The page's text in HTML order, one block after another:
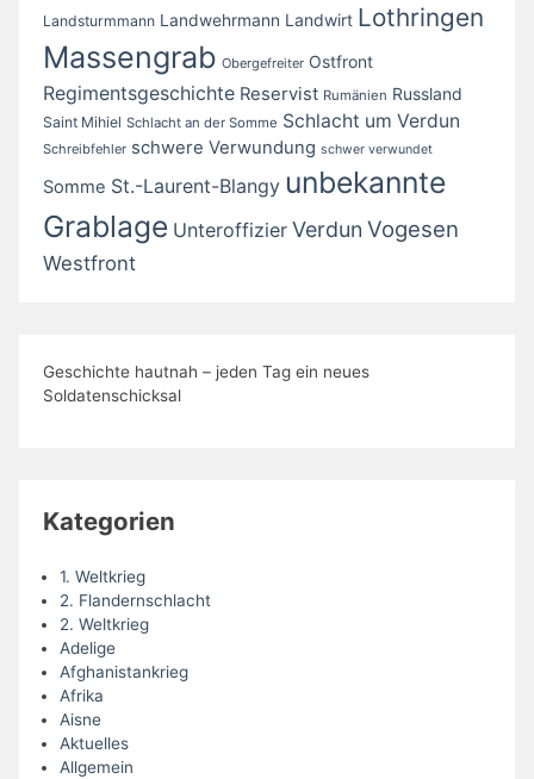
Landsturmmann Landwehrmann Landwirt Lothringen
Massengrab Obergefreiter Ostfront
Regimentsgeschichte Reservist Rumänien Russland
Saint Mihiel Schlacht an der Somme Schlacht um Verdun
Schreibfehler schwere Verwundung schwer verwundet
Somme St.-Laurent-Blangy unbekannte
Grablage Unteroffizier Verdun Vogesen
Westfront
Geschichte hautnah – jeden Tag ein neues
Soldatenschicksal
Kategorien
1. Weltkrieg
2. Flandernschlacht
2. Weltkrieg
Adelige
Afghanistankrieg
Afrika
Aisne
Aktuelles
Allgemein